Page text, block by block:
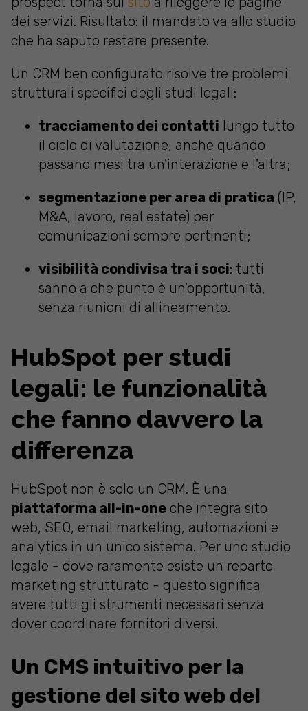
dei servizi. Risultato: il mandato va allo studio
che ha saputo restare presente.
Un CRM ben configurato risolve tre problemi
strutturali specifici degli studi legali:
tracciamento dei contatti lungo tutto
il ciclo di valutazione, anche quando
passano mesi tra un'interazione e l'altra;
segmentazione per area di pratica (IP,
M&A, lavoro, real estate) per
comunicazioni sempre pertinenti;
visibilità condivisa tra i soci: tutti
sanno a che punto è un'opportunità,
senza riunioni di allineamento.
HubSpot per studi
legali: le funzionalità
che fanno davvero la
differenza
HubSpot non è solo un CRM. È una
piattaforma all-in-one che integra sito
web, SEO, email marketing, automazioni e
analytics in un unico sistema. Per uno studio
legale - dove raramente esiste un reparto
marketing strutturato - questo significa
avere tutti gli strumenti necessari senza
dover coordinare fornitori diversi.
Un CMS intuitivo per la
gestione del sito web del